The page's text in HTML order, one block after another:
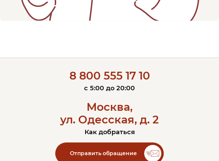
8 800 555 17 10
c 5:00 до 20:00
Москва,
ул. Одесская, д. 2
Как добраться
Отправить обращение